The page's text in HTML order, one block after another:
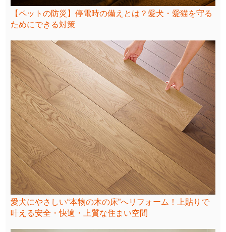
【ペットの防災】停電時の備えとは？愛犬・愛猫を守る
ためにできる対策
愛犬にやさしい“本物の木の床”へリフォーム！上貼りで
叶える安全・快適・上質な住まい空間